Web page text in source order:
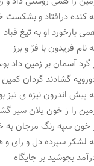
کنده درافتاد و بشکست
بازخورد او به تیغ قباد
نام فریدون با فرّ و برز
گرد آسمان بر زمین داد
گشادند گردان کمین
پیش اندرون نیزه ی تیز
را ز خون یلان سیر
خون سپه رنگ مرجان به
لشکر سپرده دل و رای
بجوشید بر جایگاه